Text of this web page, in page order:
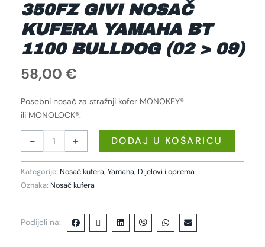
350FZ GIVI NOSAČ
KUFERA YAMAHA BT
1100 BULLDOG (02 > 09)
58,00 €
Posebni nosač za stražnji kofer MONOKEY®
ili MONOLOCK®.
- + DODAJ U KOŠARICU
Kategorije: Nosač kufera, Yamaha, Dijelovi i oprema
Oznaka: Nosač kufera
Podijeli na: